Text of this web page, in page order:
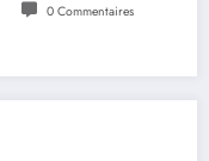
0 Commentaires